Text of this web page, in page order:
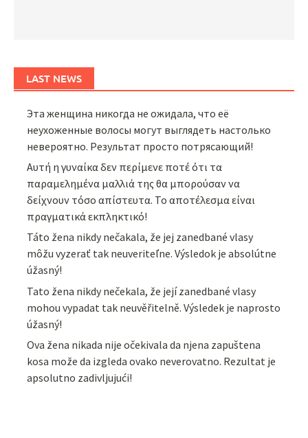
LAST NEWS
Эта женщина никогда не ожидала, что её
неухоженные волосы могут выглядеть настолько
невероятно. Результат просто потрясающий!
Αυτή η γυναίκα δεν περίμενε ποτέ ότι τα
παραμελημένα μαλλιά της θα μπορούσαν να
δείχνουν τόσο απίστευτα. Το αποτέλεσμα είναι
πραγματικά εκπληκτικό!
Táto žena nikdy nečakala, že jej zanedbané vlasy
môžu vyzerať tak neuveriteľne. Výsledok je absolútne
úžasný!
Tato žena nikdy nečekala, že její zanedbané vlasy
mohou vypadat tak neuvěřitelně. Výsledek je naprosto
úžasný!
Ova žena nikada nije očekivala da njena zapuštena
kosa može da izgleda ovako neverovatno. Rezultat je
apsolutno zadivljujući!